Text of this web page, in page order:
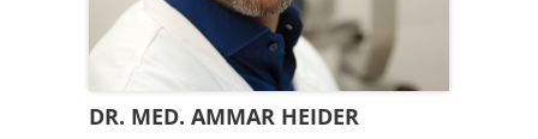
DR. MED. AMMAR HEIDER